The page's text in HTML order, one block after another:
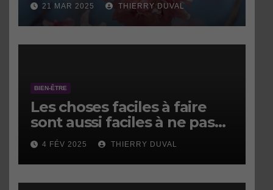
21 MAR 2025 THIERRY DUVAL
BIEN-ÊTRE
Les choses faciles à faire
sont aussi faciles à ne pas
faire.
4 FÉV 2025 THIERRY DUVAL